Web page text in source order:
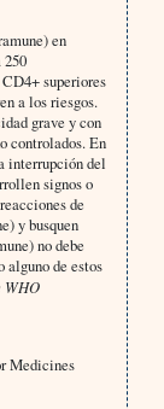
en
superiores
a los riesgos.
grave y con
controlados. En
interrupción del
signos o
de
y busquen
no debe
alguno de estos
WHO
Medicines